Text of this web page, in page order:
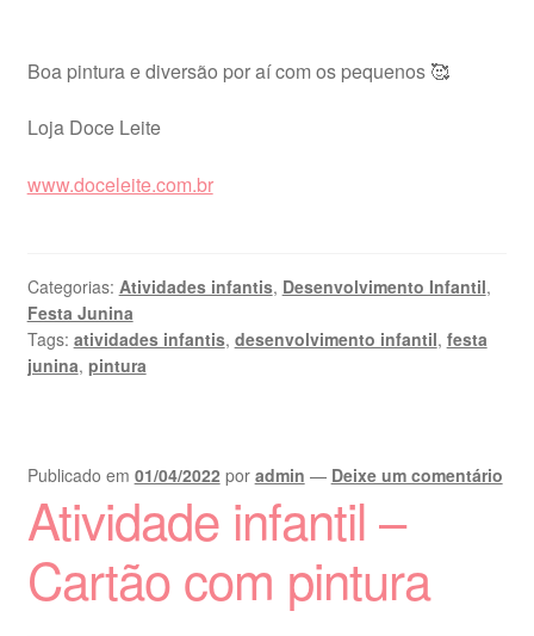
Boa pintura e diversão por aí com os pequenos 🥰
Loja Doce Leite
www.doceleite.com.br
Categorias: Atividades infantis, Desenvolvimento Infantil,
Festa Junina
Tags: atividades infantis, desenvolvimento infantil, festa
junina, pintura
Publicado em 01/04/2022 por admin — Deixe um comentário
Atividade infantil –
Cartão com pintura